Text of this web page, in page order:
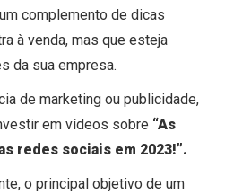
complemento de dicas
à venda, mas que esteja
da sua empresa.
de marketing ou publicidade,
em vídeos sobre “As
redes sociais em 2023!”.
o principal objetivo de um